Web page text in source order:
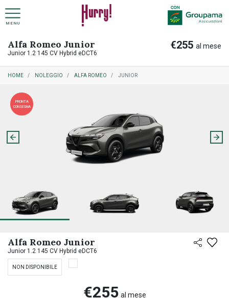
MENU
Alfa Romeo Junior
Junior 1.2 145 CV Hybrid eDCT6
€255 al mese
HOME NOLEGGIO ALFA ROMEO JUNIOR
PRONTA
CONSEGNA
Alfa Romeo Junior
Junior 1.2 145 CV Hybrid eDCT6
NON DISPONIBILE
€255 al mese
NOLEGGIO A LUNGO TERMINE PRIVATI
COME FUNZIONA NOLEGGIO A LUNGO TERMINE